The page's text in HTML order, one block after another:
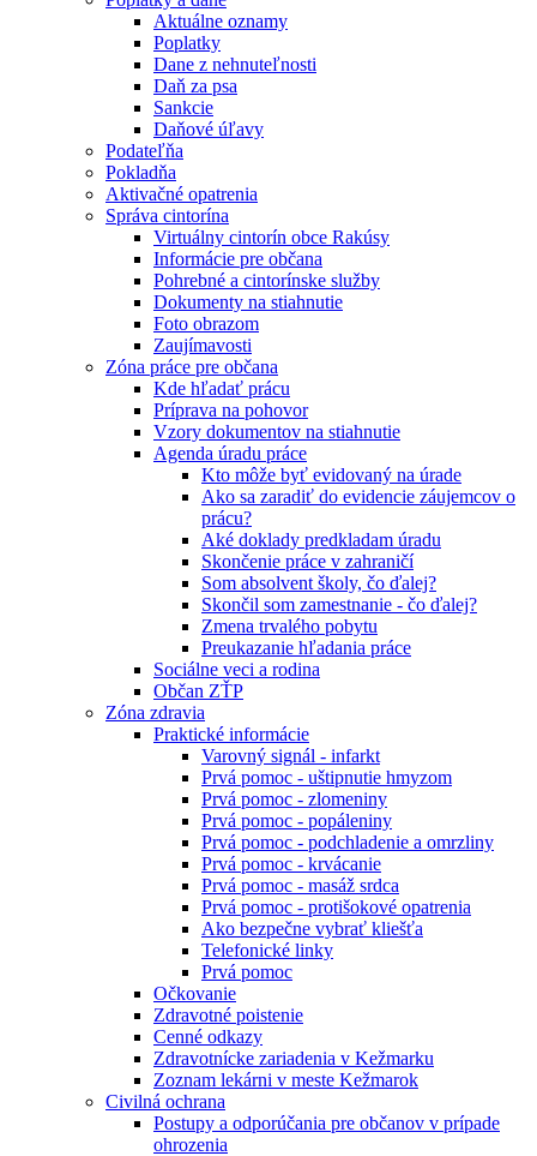
Aktuálne oznamy
Poplatky
Dane z nehnuteľnosti
Daň za psa
Sankcie
Daňové úľavy
Podateľňa
Pokladňa
Aktivačné opatrenia
Správa cintorína
Virtuálny cintorín obce Rakúsy
Informácie pre občana
Pohrebné a cintorínske služby
Dokumenty na stiahnutie
Foto obrazom
Zaujímavosti
Zóna práce pre občana
Kde hľadať prácu
Príprava na pohovor
Vzory dokumentov na stiahnutie
Agenda úradu práce
Kto môže byť evidovaný na úrade
Ako sa zaradiť do evidencie záujemcov o
prácu?
Aké doklady predkladam úradu
Skončenie práce v zahraničí
Som absolvent školy, čo ďalej?
Skončil som zamestnanie - čo ďalej?
Zmena trvalého pobytu
Preukazanie hľadania práce
Sociálne veci a rodina
Občan ZŤP
Zóna zdravia
Praktické informácie
Varovný signál - infarkt
Prvá pomoc - uštipnutie hmyzom
Prvá pomoc - zlomeniny
Prvá pomoc - popáleniny
Prvá pomoc - podchladenie a omrzliny
Prvá pomoc - krvácanie
Prvá pomoc - masáž srdca
Prvá pomoc - protišokové opatrenia
Ako bezpečne vybrať kliešťa
Telefonické linky
Prvá pomoc
Očkovanie
Zdravotné poistenie
Cenné odkazy
Zdravotnícke zariadenia v Kežmarku
Zoznam lekárni v meste Kežmarok
Civilná ochrana
Postupy a odporúčania pre občanov v prípade
ohrozenia